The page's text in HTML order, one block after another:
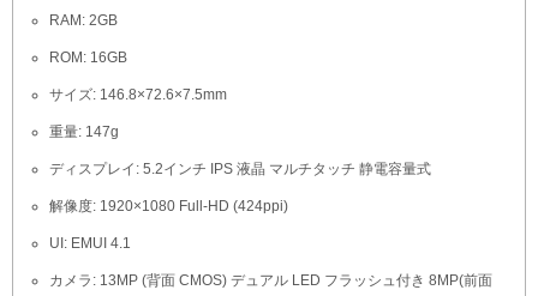
RAM: 2GB
ROM: 16GB
サイズ: 146.8×72.6×7.5mm
重量: 147g
ディスプレイ: 5.2インチ IPS 液晶 マルチタッチ 静電容量式
解像度: 1920×1080 Full-HD (424ppi)
UI: EMUI 4.1
カメラ: 13MP (背面 CMOS) デュアル LED フラッシュ付き 8MP(前面